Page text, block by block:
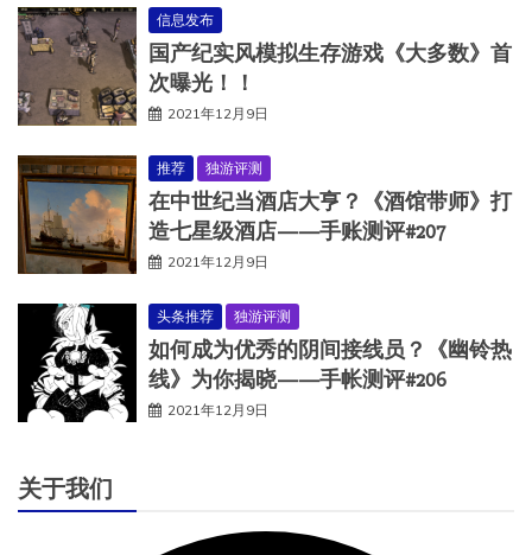
信息发布
国产纪实风模拟生存游戏《大多数》首
次曝光！！
2021年12月9日
推荐 独游评测
在中世纪当酒店大亨？《酒馆带师》打
造七星级酒店——手账测评#207
2021年12月9日
头条推荐 独游评测
如何成为优秀的阴间接线员？《幽铃热
线》为你揭晓——手帐测评#206
2021年12月9日
关于我们